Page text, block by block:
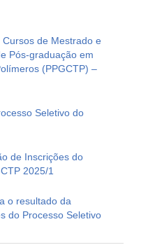
de Mestrado e
Pós-graduação em
(PPGCTP) –
Seletivo do
de Inscrições do
2025/1
o resultado da
do Processo Seletivo